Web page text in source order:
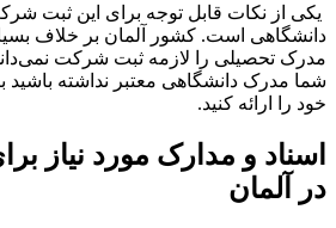
یکی از نکات قابل توجه برای این ثبت
دانشگاهی است. کشور آلمان بر خلاف
مدرک تحصیلی را لازمه ثبت شرکت
شما مدرک دانشگاهی معتبر نداشته باشید
خود را ارائه کنید.
اسناد و مدارک مورد نیاز
در آلمان